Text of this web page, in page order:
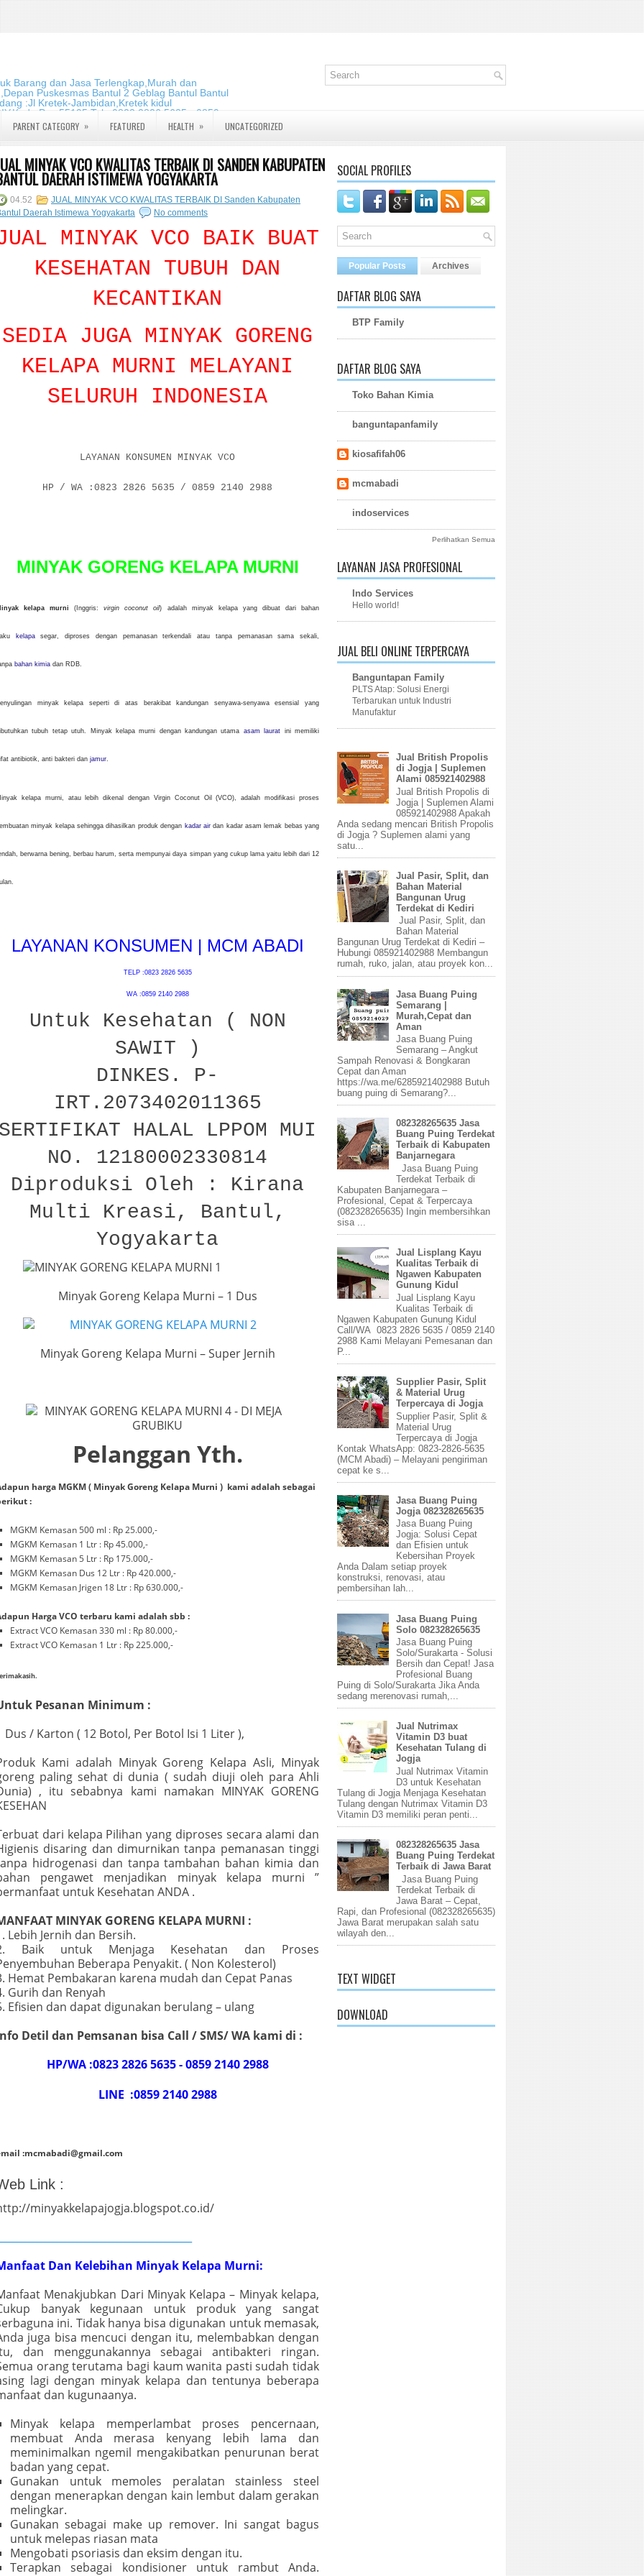
Barang dan Jasa Terlengkap,Murah dan
Puskesmas Bantul 2 Geblag Bantul Bantul
:Jl Kretek-Jambidan,Kretek kidul
Pos:55195 Telp:0823 2826 5635 - 0859
PARENT CATEGORY » FEATURED HEALTH » UNCATEGORIZED
MINYAK VCO KWALITAS TERBAIK DI SANDEN KABUPATEN
DAERAH ISTIMEWA YOGYAKARTA
04.52
JUAL MINYAK VCO KWALITAS TERBAIK DI Sanden Kabupaten
Daerah Istimewa Yogyakarta
No comments
MINYAK VCO BAIK BUAT
KESEHATAN TUBUH DAN
KECANTIKAN
SEDIA JUGA MINYAK GORENG
KELAPA MURNI MELAYANI
SELURUH INDONESIA
LAYANAN KONSUMEN MINYAK VCO
HP / WA :0823 2826 5635 / 0859 2140 2988
MINYAK GORENG KELAPA MURNI
kelapa murni (Inggris:virgin coconut oil) adalah minyak kelapa yang dibuat dari bahan
kelapasegar, diproses dengan pemanasan terkendali atau tanpa pemanasan sama sekali,
bahan kimia dan RDB.
minyak kelapa seperti di atas berakibat kandungan senyawa-senyawa esensial yang
tubuh tetap utuh. Minyak kelapa murni dengan kandungan utama asam laurat ini memiliki
antibiotik, anti bakteri dan jamur.
kelapa murni, atau lebih dikenal dengan Virgin Coconut Oil (VCO), adalah modifikasi proses
minyak kelapa sehingga dihasilkan produk dengan kadar airdan kadar asam lemak bebas yang
berwarna bening, berbau harum, serta mempunyai daya simpan yang cukup lama yaitu lebih dari 12
LAYANAN KONSUMEN | MCM ABADI
TELP :0823 2826 5635
WA :0859 2140 2988
Untuk Kesehatan ( NON
SAWIT )
DINKES. P-
IRT.2073402011365
HALAL LPPOM MUI
NO. 12180002330814
Diproduksi Oleh : Kirana
Multi Kreasi, Bantul,
Yogyakarta
Minyak Goreng Kelapa Murni – 1 Dus
Minyak Goreng Kelapa Murni – Super Jernih
Pelanggan Yth.
harga MGKM ( Minyak Goreng Kelapa Murni ) kami adalah sebagai
:
MGKM Kemasan 500 ml : Rp 25.000,-
MGKM Kemasan 1 Ltr : Rp 45.000,-
MGKM Kemasan 5 Ltr : Rp 175.000,-
MGKM Kemasan Dus 12 Ltr : Rp 420.000,-
MGKM Kemasan Jrigen 18 Ltr : Rp 630.000,-
Harga VCO terbaru kami adalah sbb :
Extract VCO Kemasan 330 ml : Rp 80.000,-
Extract VCO Kemasan 1 Ltr : Rp 225.000,-
Pesanan Minimum :
Dus / Karton ( 12 Botol, Per Botol Isi 1 Liter ),
Kami adalah Minyak Goreng Kelapa Asli, Minyak
paling sehat di dunia ( sudah diuji oleh para Ahli
, itu sebabnya kami namakan MINYAK GORENG
dari kelapa Pilihan yang diproses secara alami dan
disaring dan dimurnikan tanpa pemanasan tinggi
hidrogenasi dan tanpa tambahan bahan kimia dan
pengawet menjadikan minyak kelapa murni ”
untuk Kesehatan ANDA .
MINYAK GORENG KELAPA MURNI :
Lebih Jernih dan Bersih.
Baik untuk Menjaga Kesehatan dan Proses
Beberapa Penyakit. ( Non Kolesterol)
Hemat Pembakaran karena mudah dan Cepat Panas
Gurih dan Renyah
Efisien dan dapat digunakan berulang – ulang
Detil dan Pemsanan bisa Call / SMS/ WA kami di :
HP/WA :0823 2826 5635 - 0859 2140 2988
LINE :0859 2140 2988
:mcmabadi@gmail.com
Link :
minyakkelapajogja.blogspot.co.id/
Dan Kelebihan Minyak Kelapa Murni:
Menakjubkan Dari Minyak Kelapa – Minyak kelapa,
banyak kegunaan untuk produk yang sangat
ini. Tidak hanya bisa digunakan untuk memasak,
juga bisa mencuci dengan itu, melembabkan dengan
dan menggunakannya sebagai antibakteri ringan.
orang terutama bagi kaum wanita pasti sudah tidak
lagi dengan minyak kelapa dan tentunya beberapa
dan kugunaanya.
Minyak kelapa memperlambat proses pencernaan,
membuat Anda merasa kenyang lebih lama dan
meminimalkan ngemil mengakibatkan penurunan berat
badan yang cepat.
Gunakan untuk memoles peralatan stainless steel
dengan menerapkan dengan kain lembut dalam gerakan
melingkar.
Gunakan sebagai make up remover. Ini sangat bagus
untuk melepas riasan mata
Mengobati psoriasis dan eksim dengan itu.
Terapkan sebagai kondisioner untuk rambut Anda.
SOCIAL PROFILES
Popular Posts Archives
DAFTAR BLOG SAYA
BTP Family
DAFTAR BLOG SAYA
Toko Bahan Kimia
banguntapanfamily
kiosafifah06
mcmabadi
indoservices
Perlihatkan Semua
LAYANAN JASA PROFESIONAL
Indo Services
Hello world!
JUAL BELI ONLINE TERPERCAYA
Banguntapan Family
PLTS Atap: Solusi Energi
Terbarukan untuk Industri
Manufaktur
Jual British Propolis
di Jogja | Suplemen
Alami 085921402988
Jual British Propolis di
Jogja | Suplemen Alami
085921402988 Apakah
Anda sedang mencari British Propolis
di Jogja ? Suplemen alami yang
satu...
Jual Pasir, Split, dan
Bahan Material
Bangunan Urug
Terdekat di Kediri
Jual Pasir, Split, dan
Bahan Material
Bangunan Urug Terdekat di Kediri –
Hubungi 085921402988 Membangun
rumah, ruko, jalan, atau proyek kon...
Jasa Buang Puing
Semarang |
Murah,Cepat dan
Aman
Jasa Buang Puing
Semarang – Angkut
Sampah Renovasi & Bongkaran
Cepat dan Aman
https://wa.me/6285921402988 Butuh
buang puing di Semarang?...
082328265635 Jasa
Buang Puing Terdekat
Terbaik di Kabupaten
Banjarnegara
Jasa Buang Puing
Terdekat Terbaik di
Kabupaten Banjarnegara –
Profesional, Cepat & Terpercaya
(082328265635) Ingin membersihkan
sisa ...
Jual Lisplang Kayu
Kualitas Terbaik di
Ngawen Kabupaten
Gunung Kidul
Jual Lisplang Kayu
Kualitas Terbaik di
Ngawen Kabupaten Gunung Kidul
Call/WA 0823 2826 5635 / 0859 2140
2988 Kami Melayani Pemesanan dan
P...
Supplier Pasir, Split
& Material Urug
Terpercaya di Jogja
Supplier Pasir, Split &
Material Urug
Terpercaya di Jogja
Kontak WhatsApp: 0823-2826-5635
(MCM Abadi) – Melayani pengiriman
cepat ke s...
Jasa Buang Puing
Jogja 082328265635
Jasa Buang Puing
Jogja: Solusi Cepat
dan Efisien untuk
Kebersihan Proyek
Anda Dalam setiap proyek
konstruksi, renovasi, atau
pembersihan lah...
Jasa Buang Puing
Solo 082328265635
Jasa Buang Puing
Solo/Surakarta - Solusi
Bersih dan Cepat! Jasa
Profesional Buang
Puing di Solo/Surakarta Jika Anda
sedang merenovasi rumah,...
Jual Nutrimax
Vitamin D3 buat
Kesehatan Tulang di
Jogja
Jual Nutrimax Vitamin
D3 untuk Kesehatan
Tulang di Jogja Menjaga Kesehatan
Tulang dengan Nutrimax Vitamin D3
Vitamin D3 memiliki peran penti...
082328265635 Jasa
Buang Puing Terdekat
Terbaik di Jawa Barat
Jasa Buang Puing
Terdekat Terbaik di
Jawa Barat – Cepat,
Rapi, dan Profesional (082328265635)
Jawa Barat merupakan salah satu
wilayah den...
TEXT WIDGET
DOWNLOAD